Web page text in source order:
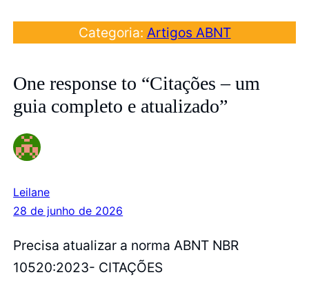
Categoria: Artigos ABNT
One response to “Citações – um
guia completo e atualizado”
Leilane
28 de junho de 2026
Precisa atualizar a norma ABNT NBR
10520:2023- CITAÇÕES